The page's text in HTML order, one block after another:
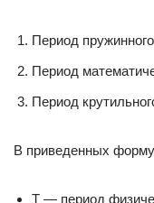
Период
Период
Период
В приведенных
T — период